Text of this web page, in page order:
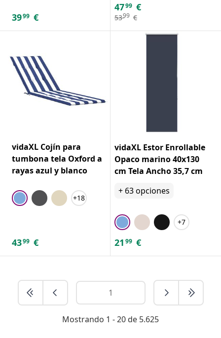
3999 €
4799 €
5399 €
vidaXL Cojín para
tumbona tela Oxford a
rayas azul y blanco
+18
4399 €
vidaXL Estor Enrollable
Opaco marino 40x130
cm Tela Ancho 35,7 cm
+ 63opciones
+7
21 99 €
Mostrando 1 - 20 de 5.625